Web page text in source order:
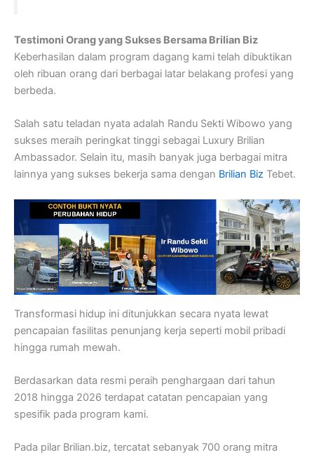
Testimoni Orang yang Sukses Bersama Brilian Biz
Keberhasilan dalam program dagang kami telah dibuktikan
oleh ribuan orang dari berbagai latar belakang profesi yang
berbeda.
Salah satu teladan nyata adalah Randu Sekti Wibowo yang
sukses meraih peringkat tinggi sebagai Luxury Brilian
Ambassador. Selain itu, masih banyak juga berbagai mitra
lainnya yang sukses bekerja sama dengan Brilian Biz Tebet.
Transformasi hidup ini ditunjukkan secara nyata lewat
pencapaian fasilitas penunjang kerja seperti mobil pribadi
hingga rumah mewah.
Berdasarkan data resmi peraih penghargaan dari tahun
2018 hingga 2026 terdapat catatan pencapaian yang
spesifik pada program kami.
Pada pilar Brilian.biz, tercatat sebanyak 700 orang mitra